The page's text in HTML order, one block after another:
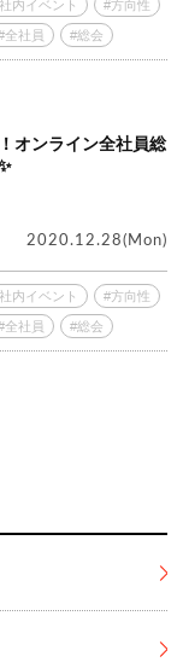
内イベント #方向性
全社員 #総会
オンライン全社員総
2020.12.28(Mon)
内イベント #方向性
全社員 #総会